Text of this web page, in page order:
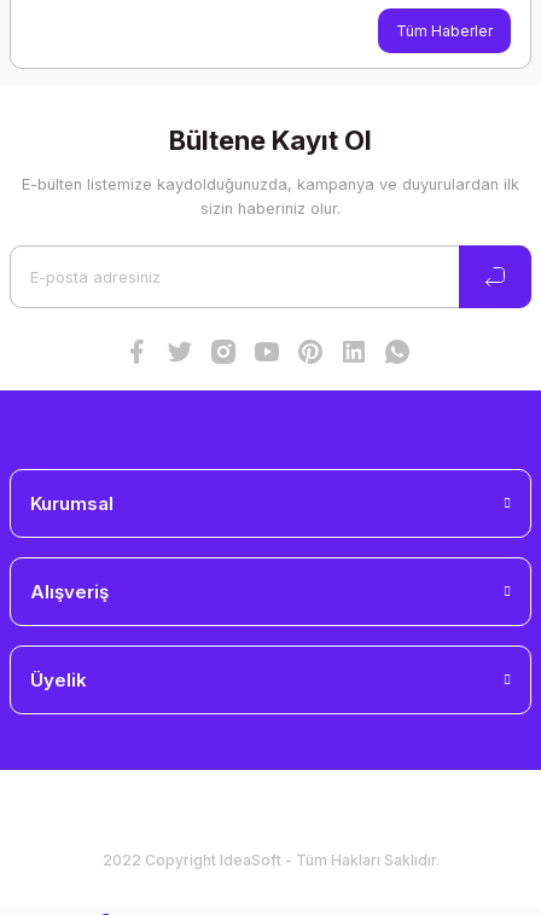
Tüm Haberler
Bültene Kayıt Ol
E-bülten listemize kaydolduğunuzda, kampanya ve duyurulardan ilk
sizin haberiniz olur.
Kurumsal
Alışveriş
Üyelik
2022 Copyright IdeaSoft - Tüm Hakları Saklıdır.